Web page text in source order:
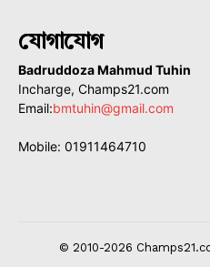
যোগাযোগ
Badruddoza Mahmud Tuhin
Incharge, Champs21.com
Email:bmtuhin@gmail.com
Mobile: 01911464710
© 2010-2026